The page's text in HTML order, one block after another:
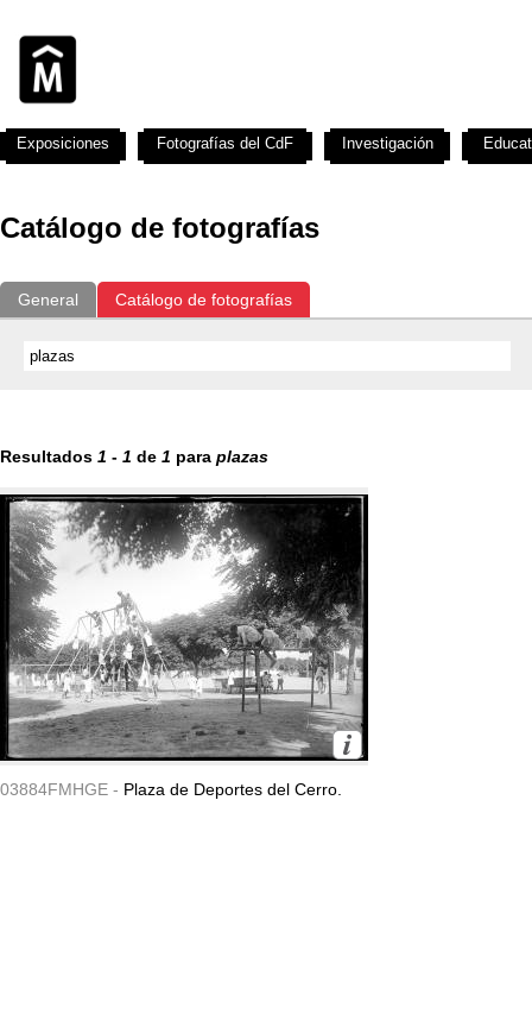
Catálogo de fotografías
General Catálogo de fotografías
Resultados 1 - 1 de 1 para plazas
03884FMHGE - Plaza de Deportes del Cerro.
Exposiciones Fotografías del CdF Investigación